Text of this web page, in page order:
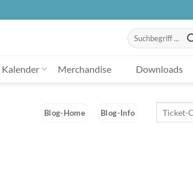
Suche
nach:
Kalender Merchandise Downloads
Blog-Home Blog-Info